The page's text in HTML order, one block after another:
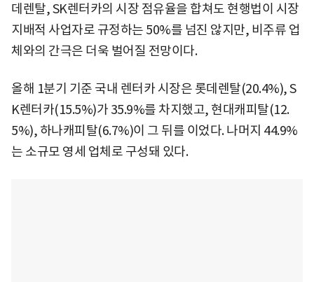
데렌탈, SK렌터카의 시장 점유율을 합쳐도 현행법이 시장
지배적 사업자로 규정하는 50%를 넘진 않지만, 비주류 업
체와의 간극은 더욱 벌어질 전망이다.
올해 1분기 기준 국내 렌터카 시장은 롯데렌탈(20.4%), S
K렌터카(15.5%)가 35.9%를 차지했고, 현대캐피탈(12.
5%), 하나캐피탈(6.7%)이 그 뒤를 이었다. 나머지 44.9%
는 소규모 영세 업체로 구성돼 있다.